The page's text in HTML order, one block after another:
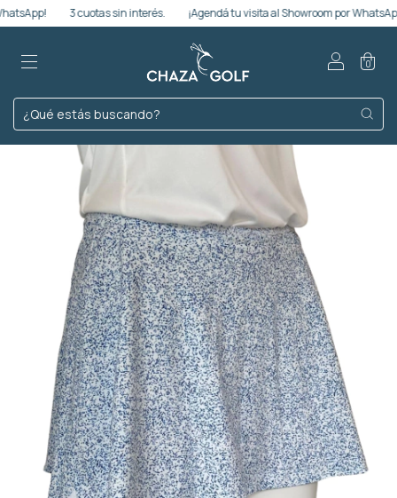
3 cuotas sin interés. ¡Agendá tu visita al Showroom por WhatsApp!
0